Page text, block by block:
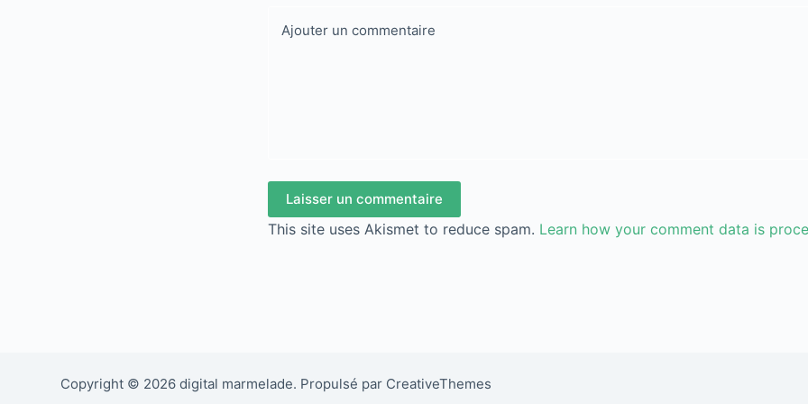
Ajouter un commentaire
Laisser un commentaire
This site uses Akismet to reduce spam. Learn how your comment data is
Copyright © 2026 digital marmelade. Propulsé par CreativeThemes